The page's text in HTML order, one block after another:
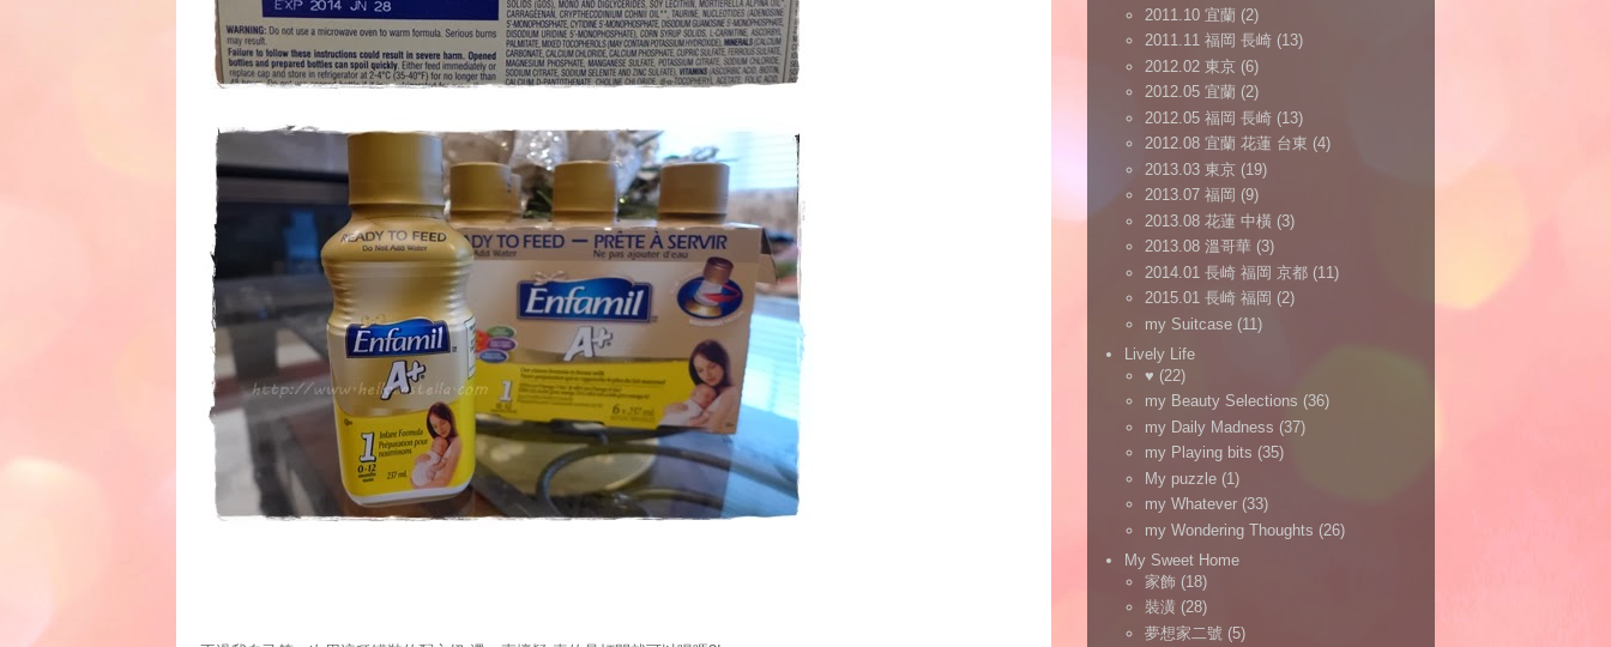
2011.10 宜蘭 (2)
2011.11 福岡 長崎 (13)
2012.02 東京 (6)
2012.05 宜蘭 (2)
2012.05 福岡 長崎 (13)
2012.08 宜蘭 花蓮 台東 (4)
2013.03 東京 (19)
2013.07 福岡 (9)
2013.08 花蓮 中橫 (3)
2013.08 溫哥華 (3)
2014.01 長崎 福岡 京都 (11)
2015.01 長崎 福岡 (2)
my Suitcase (11)
Lively Life
♥ (22)
my Beauty Selections (36)
my Daily Madness (37)
my Playing bits (35)
My puzzle (1)
my Whatever (33)
my Wondering Thoughts (26)
My Sweet Home
家飾 (18)
裝潢 (28)
夢想家二號 (5)